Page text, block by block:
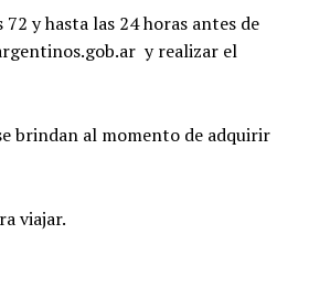
y hasta las 24 horas antes de
y realizar el
brindan al momento de adquirir
viajar.